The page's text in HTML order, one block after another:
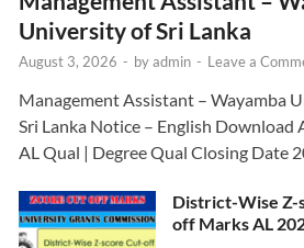
University of Sri Lanka
August 3, 2026 - byadmin - Leave a
Management Assistant – Wayamba
Sri Lanka Notice – English Download
AL Qual | Degree Qual Closing Date
District-Wise Z-
off Marks AL